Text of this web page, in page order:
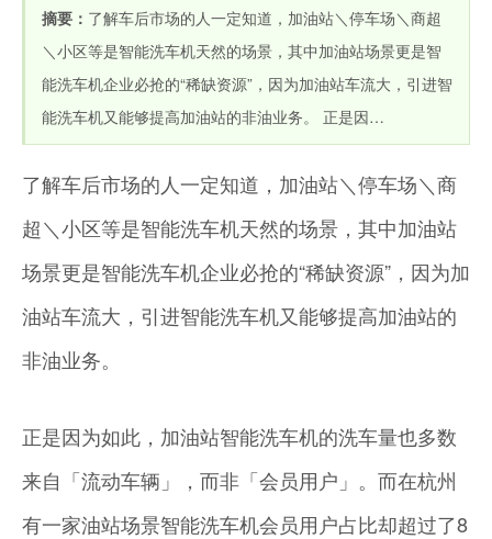
摘要： 了解车后市场的人一定知道，加油站＼停车场＼商超
＼小区等是智能洗车机天然的场景，其中加油站场景更是智
能洗车机企业必抢的“稀缺资源”，因为加油站车流大，引进智
能洗车机又能够提高加油站的非油业务。 正是因…
了解车后市场的人一定知道，加油站＼停车场＼商
超＼小区等是智能洗车机天然的场景，其中加油站
场景更是智能洗车机企业必抢的“稀缺资源”，因为加
油站车流大，引进智能洗车机又能够提高加油站的
非油业务。
正是因为如此，加油站智能洗车机的洗车量也多数
来自「流动车辆」，而非「会员用户」。而在杭州
有一家油站场景智能洗车机会员用户占比却超过了8